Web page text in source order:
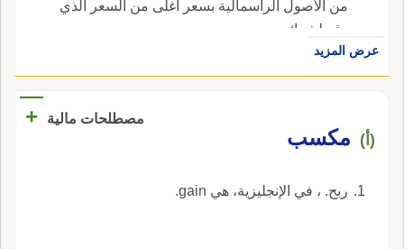
من الأصول الرأسمالية بسعر أغلى من السعر الذي
دفع لشرائه.
عرض المزيد
مصطلحات مالية +
(أ) مكسب
ربح. ، في الإنجليزية، هي gain.